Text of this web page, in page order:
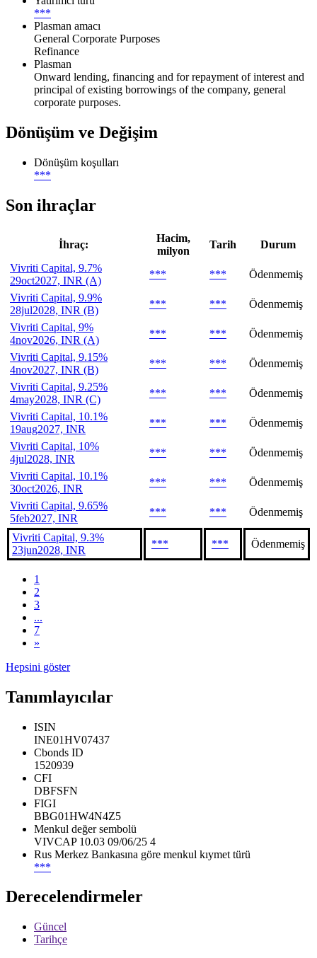
***
Plasman amacı
General Corporate Purposes
Refinance
Plasman
Onward lending, financing and for repayment of interest and
principal of existing borrowings of the company, general
corporate purposes.
Dönüşüm ve Değişim
Dönüşüm koşulları
***
Son ihraçlar
İhraç:
Hacim,
milyon
Tarih
Durum
Vivriti Capital, 9.7%
29oct2027, INR (A)
*** ***
Ödenmemiş
Vivriti Capital, 9.9%
28jul2028, INR (B)
*** ***
Ödenmemiş
Vivriti Capital, 9%
4nov2026, INR (A)
*** ***
Ödenmemiş
Vivriti Capital, 9.15%
4nov2027, INR (B)
*** ***
Ödenmemiş
Vivriti Capital, 9.25%
4may2028, INR (C)
*** ***
Ödenmemiş
Vivriti Capital, 10.1%
19aug2027, INR
*** ***
Ödenmemiş
Vivriti Capital, 10%
4jul2028, INR
*** ***
Ödenmemiş
Vivriti Capital, 10.1%
30oct2026, INR
*** ***
Ödenmemiş
Vivriti Capital, 9.65%
5feb2027, INR
*** *** Ödenmemiş
Vivriti Capital, 9.3%
23jun2028, INR
*** *** Ödenmemiş
1
2
3
...
7
»
Hepsini göster
Tanımlayıcılar
ISIN
INE01HV07437
Cbonds ID
1520939
CFI
DBFSFN
FIGI
BBG01HW4N4Z5
Menkul değer sembolü
VIVCAP 10.03 09/06/25 4
Rus Merkez Bankasına göre menkul kıymet türü
***
Derecelendirmeler
Güncel
Tarihçe